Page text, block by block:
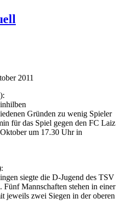
2011
Gründen zu wenig Spieler
für das Spiel gegen den FC Laiz
um 17.30 Uhr in
siegte die D-Jugend des TSV
Mannschaften stehen in einer
jeweils zwei Siegen in der oberen